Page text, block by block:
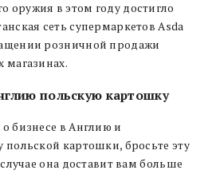
оружия в этом году достигло
сеть супермаркетов Asda
розничной продажи
магазинах.
польскую картошку
бизнесе в Англию и
польской картошки, бросьте эту
она доставит вам больше